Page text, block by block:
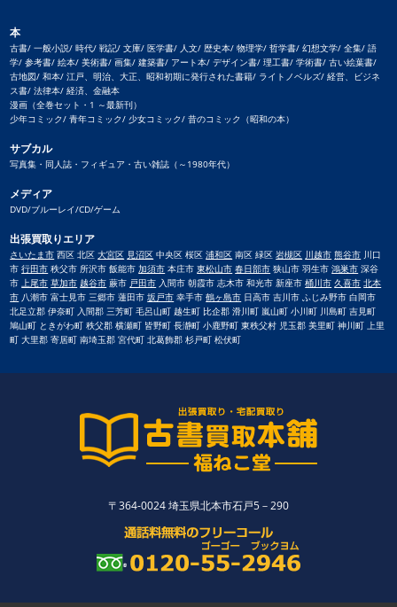
本
古書/ 一般小説/ 時代/ 戦記/ 文庫/ 医学書/ 人文/ 歴史本/ 物理学/ 哲学書/ 幻想文学/ 全集/ 語
学/ 参考書/ 絵本/ 美術書/ 画集/ 建築書/ アート本/ デザイン書/ 理工書/ 学術書/ 古い絵葉書/
古地図/ 和本/ 江戸、明治、大正、昭和初期に発行された書籍/ ライトノベルズ/ 経営、ビジネ
ス書/ 法律本/ 経済、金融本
漫画（全巻セット・1 ～最新刊）
少年コミック/ 青年コミック/ 少女コミック/ 昔のコミック（昭和の本）
サブカル
写真集・同人誌・フィギュア・古い雑誌（～1980年代）
メディア
DVD/ブルーレイ/CD/ゲーム
出張買取りエリア
さいたま市 西区 北区大宮区 見沼区 中央区 桜区浦和区 南区 緑区岩槻区 川越市 熊谷市 川口
市行田市 秩父市 所沢市 飯能市加須市 本庄市東松山市 春日部市 狭山市 羽生市鴻巣市 深谷
市上尾市 草加市 越谷市 蕨市 戸田市 入間市 朝霞市 志木市 和光市 新座市桶川市 久喜市 北本
市 八潮市 富士見市 三郷市 蓮田市坂戸市 幸手市鶴ヶ島市 日高市 吉川市 ふじみ野市 白岡市
北足立郡 伊奈町 入間郡 三芳町 毛呂山町 越生町 比企郡 滑川町 嵐山町 小川町 川島町 吉見町
鳩山町 ときがわ町 秩父郡 横瀬町 皆野町 長瀞町 小鹿野町 東秩父村 児玉郡 美里町 神川町 上里
町 大里郡 寄居町 南埼玉郡 宮代町 北葛飾郡 杉戸町 松伏町
〒364-0024 埼玉県北本市石戸5－290